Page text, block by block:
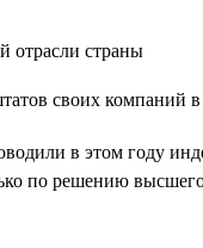
своих компаний
в этом году
по решению